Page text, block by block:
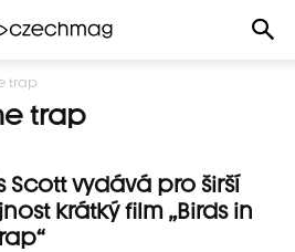
trap
trap
Scott vydává pro širší
krátký film „Birds in